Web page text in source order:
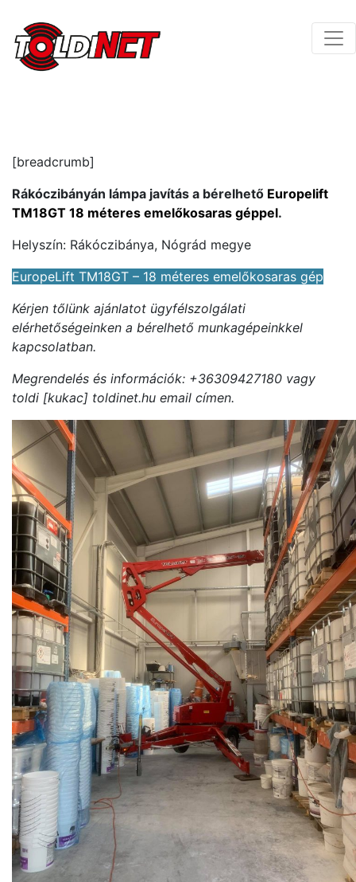
[breadcrumb]
Rákóczibányán lámpa javítás a bérelhető Europelift
TM18GT 18 méteres emelőkosaras géppel.
Helyszín: Rákóczibánya, Nógrád megye
EuropeLift TM18GT – 18 méteres emelőkosaras gép
Kérjen tőlünk ajánlatot ügyfélszolgálati
elérhetőségeinken a bérelhető munkagépeinkkel
kapcsolatban.
Megrendelés és információk: +36309427180 vagy
toldi [kukac] toldinet.hu email címen.